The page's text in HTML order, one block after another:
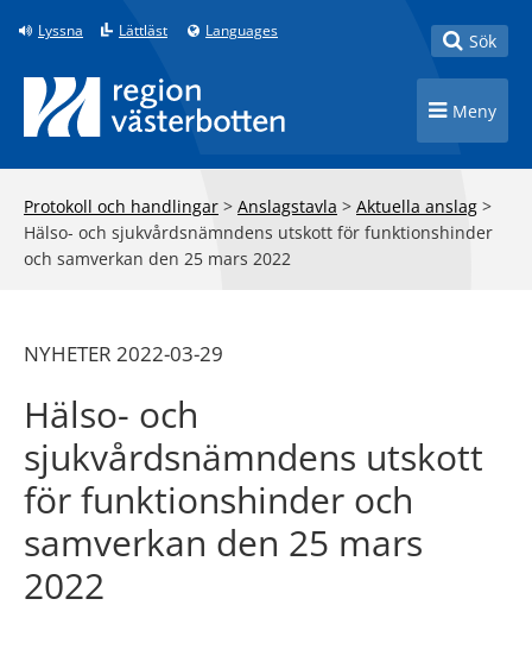
Till innehåll på sidan
Lyssna Lättläst Languages Toggle
Sök
Toggle
Meny
Protokoll och handlingar > Anslagstavla > Aktuella anslag >
Hälso- och sjukvårdsnämndens utskott för funktionshinder
och samverkan den 25 mars 2022
NYHETER 2022-03-29
Hälso- och
sjukvårdsnämndens utskott
för funktionshinder och
samverkan den 25 mars
2022